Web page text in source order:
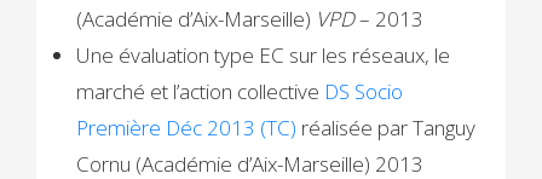
(Académie d’Aix-Marseille) VPD– 2013
Une évaluation type EC sur les réseaux, le
marché et l’action collective DS Socio
Première Déc 2013 (TC) réalisée par Tanguy
Cornu (Académie d’Aix-Marseille) 2013